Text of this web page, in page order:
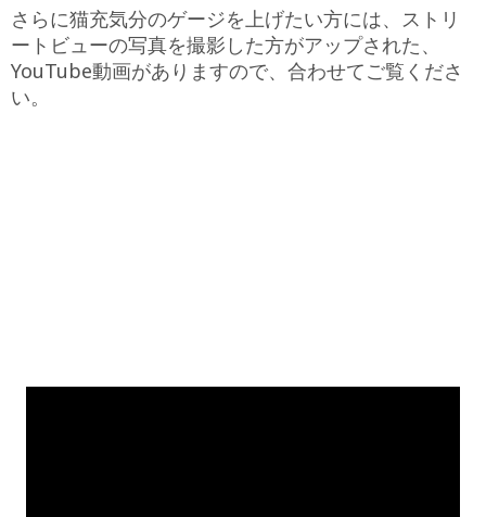
さらに猫充気分のゲージを上げたい方には、ストリ
ートビューの写真を撮影した方がアップされた、
YouTube動画がありますので、合わせてご覧くださ
い。